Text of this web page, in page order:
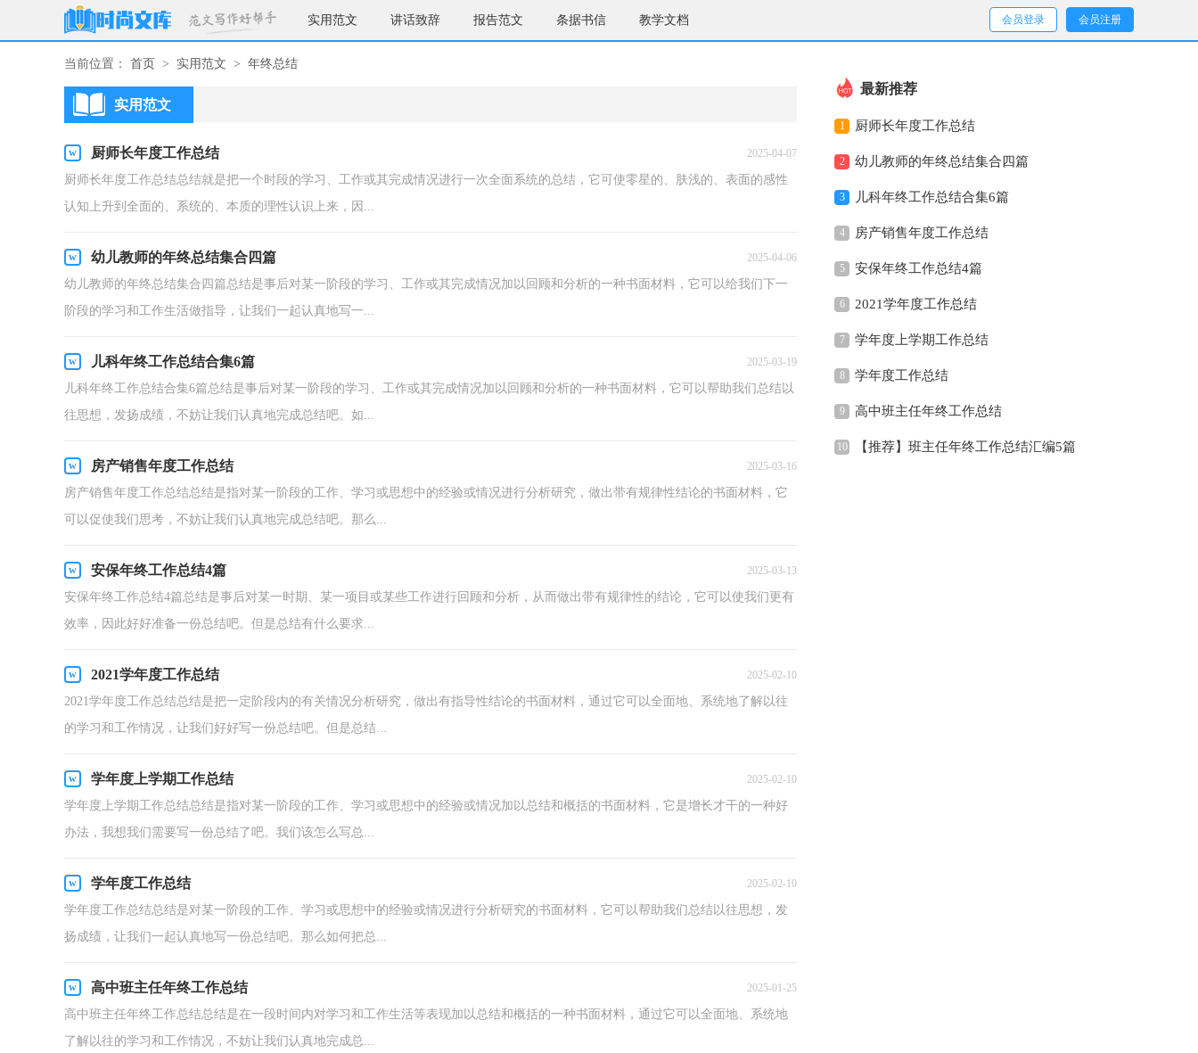
实用范文 讲话致辞 报告范文 条据书信 教学文档 会员登录 会员注册
当前位置： 首页 > 实用范文 > 年终总结
实用范文
厨师长年度工作总结 2025-04-07
厨师长年度工作总结总结就是把一个时段的学习、工作或其完成情况进行一次全面系统的总结，它可使零星的、肤浅的、表面的感性
认知上升到全面的、系统的、本质的理性认识上来，因...
幼儿教师的年终总结集合四篇 2025-04-06
幼儿教师的年终总结集合四篇总结是事后对某一阶段的学习、工作或其完成情况加以回顾和分析的一种书面材料，它可以给我们下一
阶段的学习和工作生活做指导，让我们一起认真地写一...
儿科年终工作总结合集6篇 2025-03-19
儿科年终工作总结合集6篇总结是事后对某一阶段的学习、工作或其完成情况加以回顾和分析的一种书面材料，它可以帮助我们总结以
往思想，发扬成绩，不妨让我们认真地完成总结吧。如...
房产销售年度工作总结 2025-03-16
房产销售年度工作总结总结是指对某一阶段的工作、学习或思想中的经验或情况进行分析研究，做出带有规律性结论的书面材料，它
可以促使我们思考，不妨让我们认真地完成总结吧。那么...
安保年终工作总结4篇 2025-03-13
安保年终工作总结4篇总结是事后对某一时期、某一项目或某些工作进行回顾和分析，从而做出带有规律性的结论，它可以使我们更有
效率，因此好好准备一份总结吧。但是总结有什么要求...
2021学年度工作总结 2025-02-10
2021学年度工作总结总结是把一定阶段内的有关情况分析研究，做出有指导性结论的书面材料，通过它可以全面地、系统地了解以往
的学习和工作情况，让我们好好写一份总结吧。但是总结...
学年度上学期工作总结 2025-02-10
学年度上学期工作总结总结是指对某一阶段的工作、学习或思想中的经验或情况加以总结和概括的书面材料，它是增长才干的一种好
办法，我想我们需要写一份总结了吧。我们该怎么写总...
学年度工作总结 2025-02-10
学年度工作总结总结是对某一阶段的工作、学习或思想中的经验或情况进行分析研究的书面材料，它可以帮助我们总结以往思想，发
扬成绩，让我们一起认真地写一份总结吧。那么如何把总...
高中班主任年终工作总结 2025-01-25
高中班主任年终工作总结总结是在一段时间内对学习和工作生活等表现加以总结和概括的一种书面材料，通过它可以全面地、系统地
了解以往的学习和工作情况，不妨让我们认真地完成总...
最新推荐
1 厨师长年度工作总结
2 幼儿教师的年终总结集合四篇
3 儿科年终工作总结合集6篇
4 房产销售年度工作总结
5 安保年终工作总结4篇
6 2021学年度工作总结
7 学年度上学期工作总结
8 学年度工作总结
9 高中班主任年终工作总结
10 【推荐】班主任年终工作总结汇编5篇